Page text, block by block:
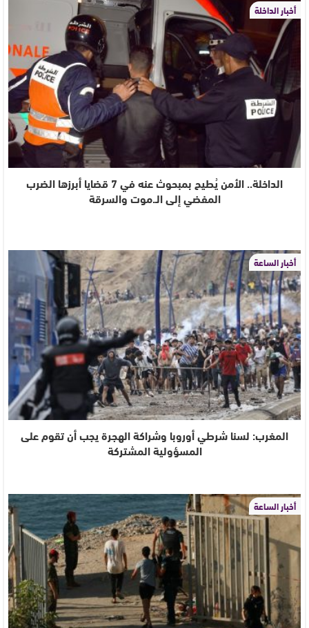
أخبار الداخلة
الداخلة.. الأمن يُطيح بمبحوث عنه في 7 قضايا أبرزها الضرب
المفضي إلى الـ.موت والسرقة
أخبار الساعة
المغرب: لسنا شرطي أوروبا وشراكة الهجرة يجب أن تقوم على
المسؤولية المشتركة
أخبار الساعة